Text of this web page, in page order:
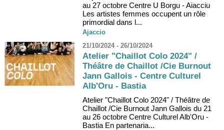
au 27 octobre Centre U Borgu - Aiacciu
Les artistes femmes occupent un rôle
primordial dans l...
Ajaccio
21/10/2024 - 26/10/2024
Atelier "Chaillot Colo 2024" /
Théâtre de Chaillot /Cie Burnout
Jann Gallois - Centre Culturel
Alb'Oru - Bastia
Atelier "Chaillot Colo 2024" / Théâtre de
Chaillot /Cie Burnout Jann Gallois du 21
au 26 octobre Centre Culturel Alb'Oru -
Bastia En partenaria...